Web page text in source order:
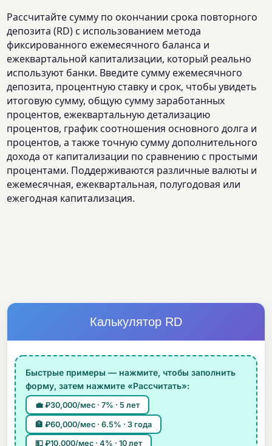
Рассчитайте сумму по окончании срока повторного
депозита (RD) с использованием метода
фиксированного ежемесячного баланса и
ежеквартальной капитализации, который реально
используют банки. Введите сумму ежемесячного
депозита, процентную ставку и срок, чтобы увидеть
итоговую сумму, общую сумму заработанных
процентов, ежеквартальную детализацию
процентов, график соотношения основного долга и
процентов, а также точную сумму дополнительного
дохода от капитализации по сравнению с простыми
процентами. Поддерживаются различные валюты и
ежемесячная, ежеквартальная, полугодовая или
ежегодная капитализация.
Калькулятор RD
Быстрые примеры — нажмите, чтобы заполнить
форму, затем нажмите «Рассчитать»:
💼 ₽30,000/мес · 7% · 5 лет
🏦 ₽60,000/мес · 6.5% · 3 года
💵 ₽10,000/мес · 4% · 10 лет